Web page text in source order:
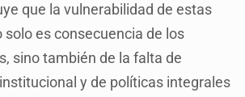
que la vulnerabilidad de estas
es consecuencia de los
sino también de la falta de
y de políticas integrales